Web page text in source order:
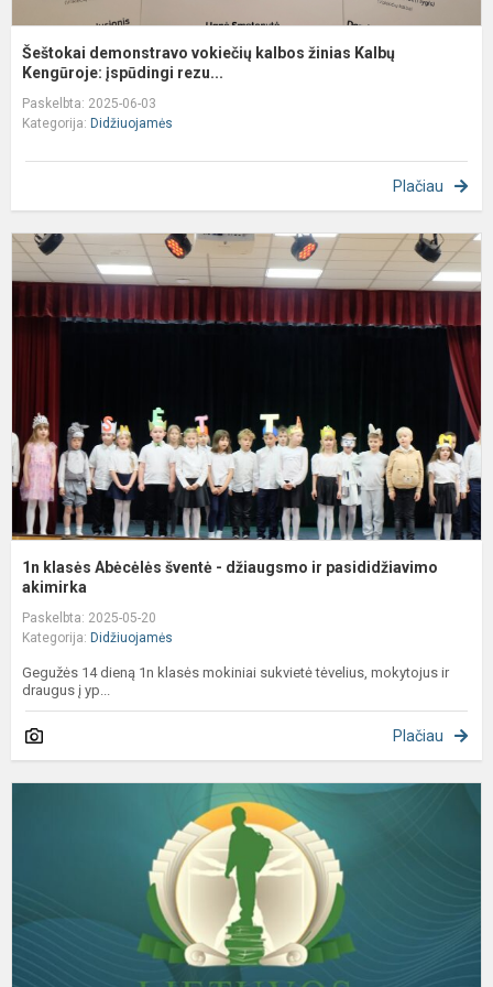
Šeštokai demonstravo vokiečių kalbos žinias Kalbų
Kengūroje: įspūdingi rezu...
Paskelbta: 2025-06-03
Kategorija: Didžiuojamės
Plačiau
1n klasės Abėcėlės šventė - džiaugsmo ir pasididžiavimo
akimirka
Paskelbta: 2025-05-20
Kategorija: Didžiuojamės
Gegužės 14 dieną 1n klasės mokiniai sukvietė tėvelius, mokytojus ir
draugus į yp...
Plačiau